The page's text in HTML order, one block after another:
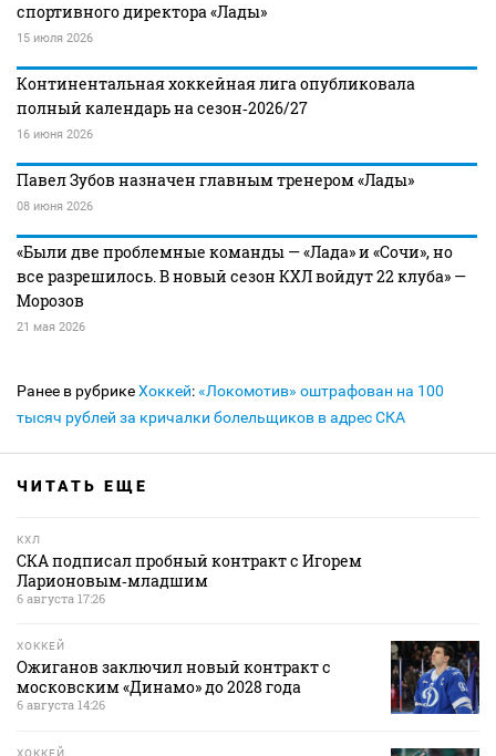
спортивного директора «Лады»
15 июля 2026
Континентальная хоккейная лига опубликовала
полный календарь на сезон‑2026/27
16 июня 2026
Павел Зубов назначен главным тренером «Лады»
08 июня 2026
«Были две проблемные команды — «Лада» и «Сочи», но
все разрешилось. В новый сезон КХЛ войдут 22 клуба» —
Морозов
21 мая 2026
Ранее в рубрикеХоккей:«Локомотив» оштрафован на 100
тысяч рублей за кричалки болельщиков в адрес СКА
ЧИТАТЬ ЕЩЕ
КХЛ
СКА подписал пробный контракт с Игорем
Ларионовым‑младшим
6 августа 17:26
ХОККЕЙ
Ожиганов заключил новый контракт с
московским «Динамо» до 2028 года
6 августа 14:26
ХОККЕЙ